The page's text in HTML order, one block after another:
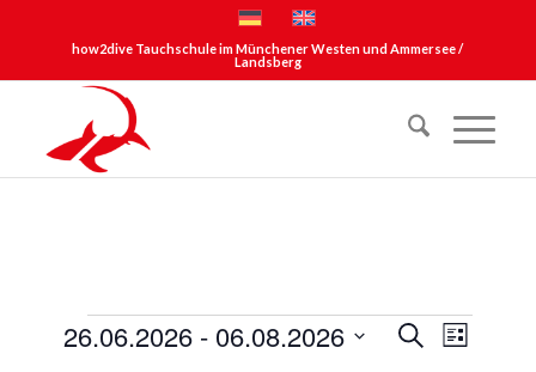
how2dive Tauchschule im Münchener Westen und Ammersee /
Landsberg
Veranstaltungen Suche
Liste
26.06.2026 - 06.08.2026